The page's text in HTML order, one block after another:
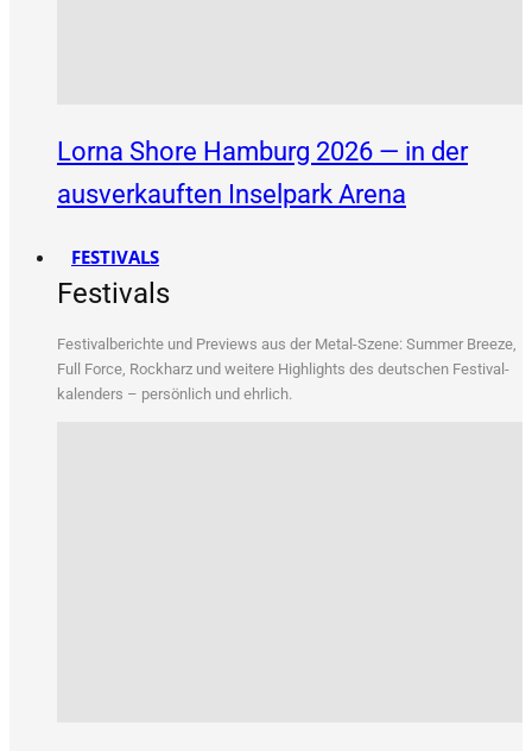
Lorna Shore Hamburg 2026 — in der
ausverkauften Inselpark Arena
FESTIVALS
Festivals
Fes­ti­val­be­rich­te und Pre­views aus der Metal-Sze­ne: Sum­mer Bree­ze,
Full Force, Rock­harz und wei­te­re High­lights des deut­schen Fes­ti­val­
ka­len­ders – per­sön­lich und ehrlich.